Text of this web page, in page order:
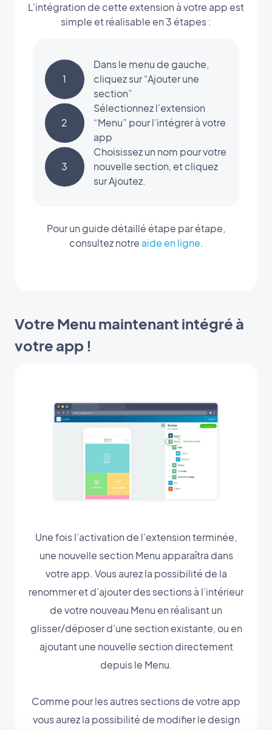
L'intégration de cette extension à votre app est
simple et réalisable en 3 étapes :
1
Dans le menu de gauche,
cliquez sur “Ajouter une
section”
2
Sélectionnez l’extension
“Menu” pour l’intégrer à votre
app
3
Choisissez un nom pour votre
nouvelle section, et cliquez
sur Ajoutez.
Pour un guide détaillé étape par étape,
consultez notre aide en ligne.
Votre Menu maintenant intégré à
votre app !
Une fois l’activation de l'extension terminée,
une nouvelle section Menu apparaîtra dans
votre app. Vous aurez la possibilité de la
renommer et d’ajouter des sections à l’intérieur
de votre nouveau Menu en réalisant un
glisser/déposer d’une section existante, ou en
ajoutant une nouvelle section directement
depuis le Menu.
Comme pour les autres sections de votre app
vous aurez la possibilité de modifier le design